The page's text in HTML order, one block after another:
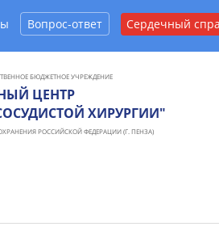
Вопрос-ответ Сердечный
БЮДЖЕТНОЕ УЧРЕЖДЕНИЕ
ЦЕНТР
ХИРУРГИИ"
РОССИЙСКОЙ ФЕДЕРАЦИИ (Г. ПЕНЗА)